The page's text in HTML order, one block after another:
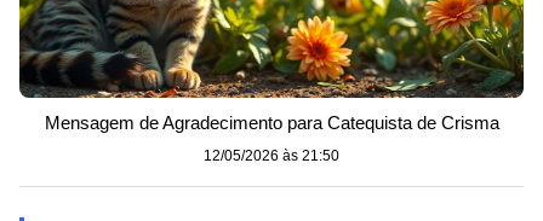
Mensagem de Agradecimento para Catequista de Crisma
12/05/2026 às 21:50